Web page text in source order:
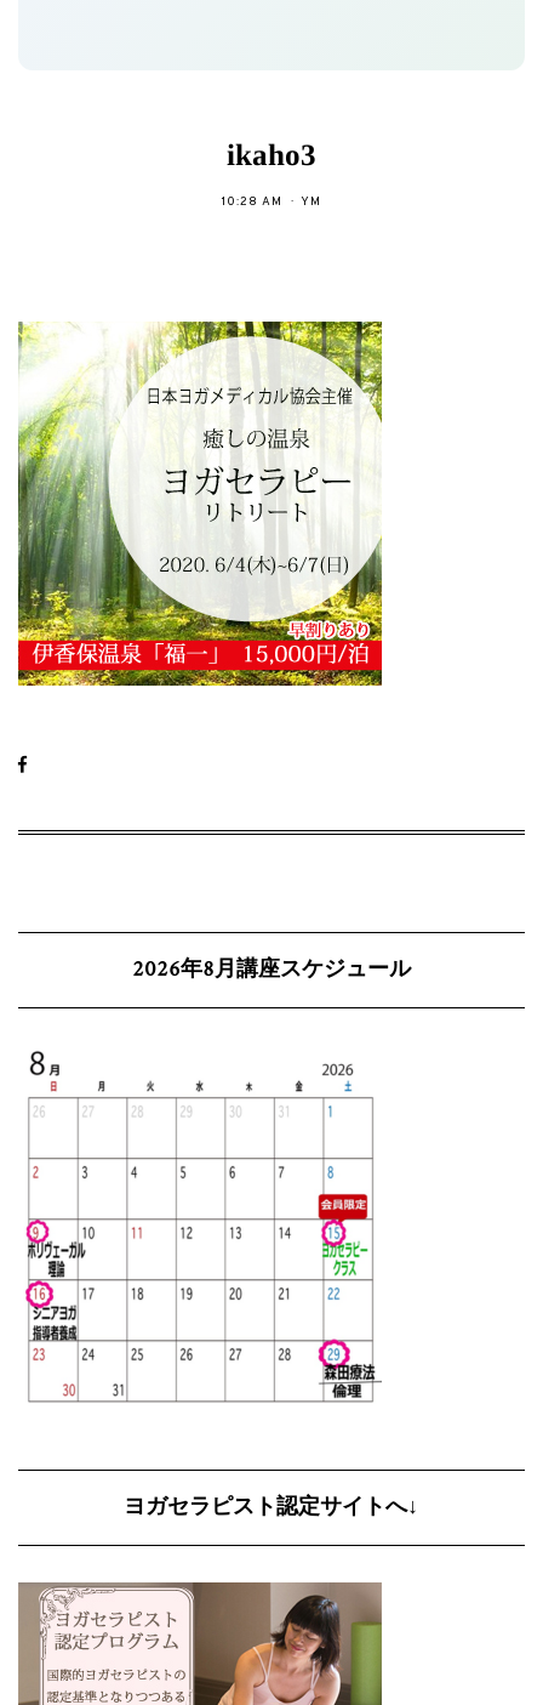
ikaho3
10:28 AM YM
2026年8月講座スケジュール
ヨガセラピスト認定サイトへ↓